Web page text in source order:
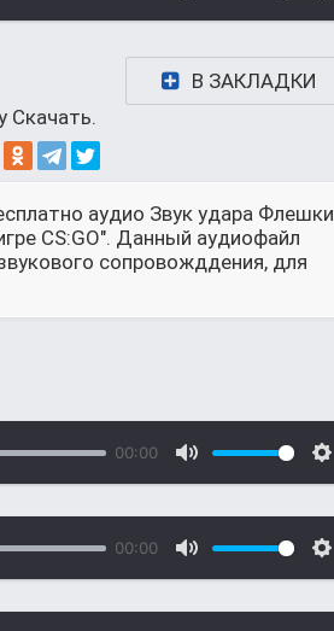
В ЗАКЛАДКИ
Скачать.
аудио Звук удара Флешки
CS:GO". Данный аудиофайл
сопровожддения, для
00:00
00:00